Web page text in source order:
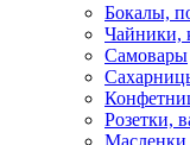
Бокалы,
Чайники,
Самовары
Розетки,
Масленки